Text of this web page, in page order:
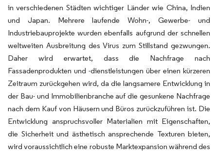
in verschiedenen Städten wichtiger Länder wie China, Indien
und Japan. Mehrere laufende Wohn-, Gewerbe- und
Industriebauprojekte wurden ebenfalls aufgrund der schnellen
weltweiten Ausbreitung des Virus zum Stillstand gezwungen.
Daher wird erwartet, dass die Nachfrage nach
Fassadenprodukten und -dienstleistungen über einen kürzeren
Zeitraum zurückgehen wird, da die langsamere Entwicklung in
der Bau- und Immobilienbranche auf die gesunkene Nachfrage
nach dem Kauf von Häusern und Büros zurückzuführen ist. Die
Entwicklung anspruchsvoller Materialien mit Eigenschaften,
die Sicherheit und ästhetisch ansprechende Texturen bieten,
wird voraussichtlich eine robuste Marktexpansion während des